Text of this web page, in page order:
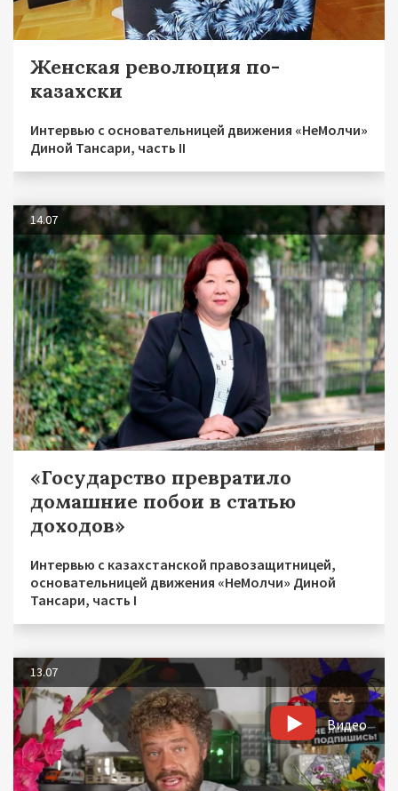
Женская революция по-
казахски
Интервью с основательницей движения «НеМолчи»
Диной Тансари, часть II
14.07
«Государство превратило
домашние побои в статью
доходов»
Интервью с казахстанской правозащитницей,
основательницей движения «НеМолчи» Диной
Тансари, часть I
13.07
Видео